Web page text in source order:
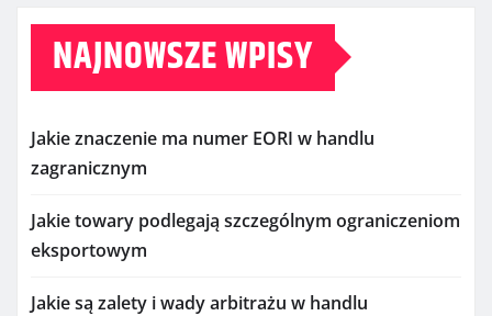
NAJNOWSZE WPISY
Jakie znaczenie ma numer EORI w handlu
zagranicznym
Jakie towary podlegają szczególnym ograniczeniom
eksportowym
Jakie są zalety i wady arbitrażu w handlu